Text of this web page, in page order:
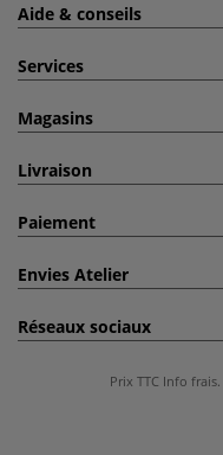
Aide & conseils
Services
Magasins
Livraison
Paiement
Envies Atelier
Réseaux sociaux
Prix TTC Info frais.